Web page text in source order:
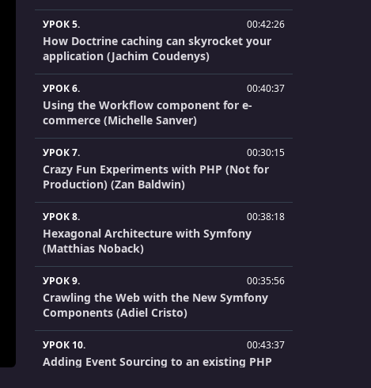
УРОК 5. 00:42:26
How Doctrine caching can skyrocket your
application (Jachim Coudenys)
УРОК 6. 00:40:37
Using the Workflow component for e-
commerce (Michelle Sanver)
УРОК 7. 00:30:15
Crazy Fun Experiments with PHP (Not for
Production) (Zan Baldwin)
УРОК 8. 00:38:18
Hexagonal Architecture with Symfony
(Matthias Noback)
УРОК 9. 00:35:56
Crawling the Web with the New Symfony
Components (Adiel Cristo)
УРОК 10. 00:43:37
Adding Event Sourcing to an existing PHP